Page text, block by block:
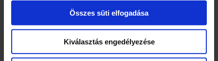
Összes süti elfogadása
Kiválasztás engedélyezése
Étkezési só
Szegfűszeg
Fahéj